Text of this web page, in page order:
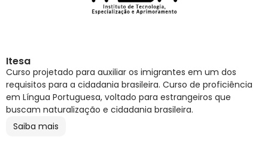
Itesa
Curso projetado para auxiliar os imigrantes em um dos
requisitos para a cidadania brasileira. Curso de proficiência
em Língua Portuguesa, voltado para estrangeiros que
buscam naturalização e cidadania brasileira.
Saiba mais